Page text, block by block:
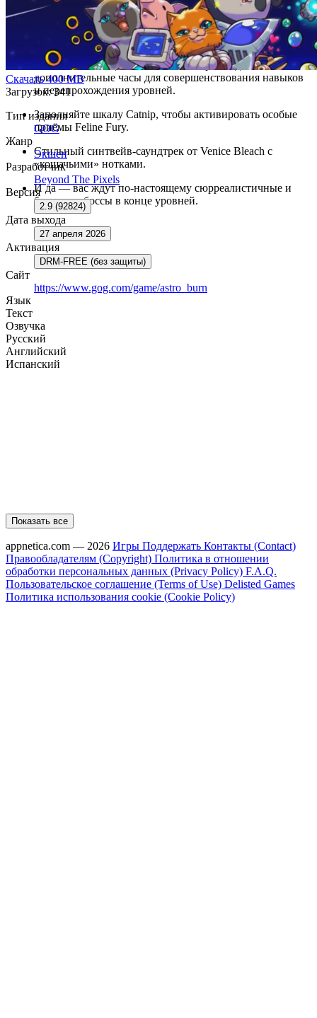
10 разнообразных уровней: от глубокого космоса и
механических миров до небес Земли, подводных глубин
и огромных городов.
3–5 часов насыщенного экшеном прохождения, а также
дополнительные часы для совершенствования навыков
и перепрохождения уровней.
Заполняйте шкалу Catnip, чтобы активировать особые
приёмы Feline Fury.
Стильный синтвейв-саундтрек от Venice Bleach с
«кошачьими» нотками.
И да — вас ждут по-настоящему сюрреалистичные и
безумные боссы в конце уровней.
Скачать400 MB
Загрузок: 341
Тип издания
GOG
Жанр
Экшен
Разработчик
Beyond The Pixels
Версия
2.9 (92824)
Дата выхода
27 апреля 2026
Активация
DRM-FREE (без защиты)
Сайт
https://www.gog.com/game/astro_burn
Язык
Текст
Озвучка
Русский
Английский
Испанский
Показать все
appnetica.com — 2026 Игры Поддержать Контакты (Contact)
Правообладателям (Copyright) Политика в отношении
обработки персональных данных (Privacy Policy) F.A.Q.
Пользовательское соглашение (Terms of Use) Delisted Games
Политика использования cookie (Cookie Policy)